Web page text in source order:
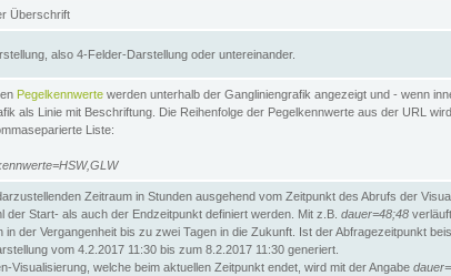
Überschrift
also 4-Felder-Darstellung oder untereinander.
Pegelkennwerte werden unterhalb der Gangliniengrafik angezeigt und - wenn
als Linie mit Beschriftung. Die Reihenfolge der Pegelkennwerte aus der URL
Liste:
Zeitraum in Stunden ausgehend vom Zeitpunkt des Abrufs der
der Start- als auch der Endzeitpunkt definiert werden. Mit z.B. dauer=48;48
in der Vergangenheit bis zu zwei Tagen in die Zukunft. Ist der Abfragezeitpunkt
vom 4.2.2017 11:30 bis zum 8.2.2017 11:30 generiert.
Visualisierung, welche beim aktuellen Zeitpunkt endet, wird mit der Angabe